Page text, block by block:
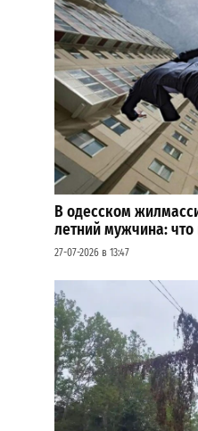
В одесском
летний мужчина: что
27-07-2026 в 13:47